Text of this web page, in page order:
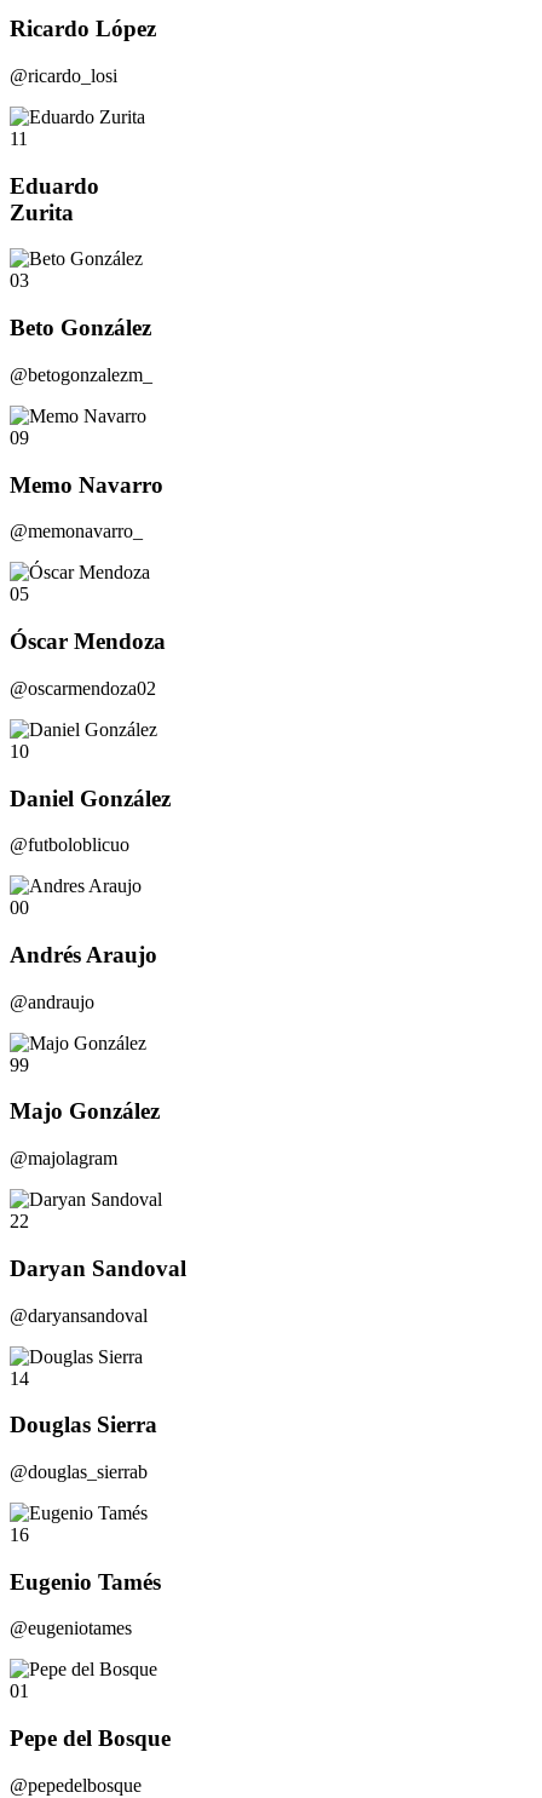
Ricardo López
@ricardo_losi
11
Eduardo
Zurita
03
Beto González
@betogonzalezm_
09
Memo Navarro
@memonavarro_
05
Óscar Mendoza
@oscarmendoza02
10
Daniel González
@futboloblicuo
00
Andrés Araujo
@andraujo
99
Majo González
@majolagram
22
Daryan Sandoval
@daryansandoval
14
Douglas Sierra
@douglas_sierrab
16
Eugenio Tamés
@eugeniotames
01
Pepe del Bosque
@pepedelbosque